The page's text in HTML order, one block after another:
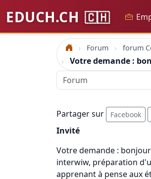
EDUCH.CH 🇨🇭
Accueil Forum forum
Votre demande :
Partager sur Facebook
Invité
Votre demande :
interwiw, préparation
apprenant à pense aux